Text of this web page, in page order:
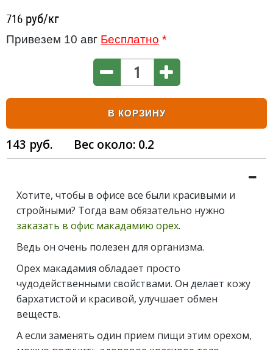
716 руб/кг
Привезем 10 авг Бесплатно *
В КОРЗИНУ
143 руб. Вес около: 0.2
Хотите, чтобы в офисе все были красивыми и
стройными? Тогда вам обязательно нужно
заказать в офис макадамию орех.
Ведь он очень полезен для организма.
Орех макадамия обладает просто
чудодейственными свойствами. Он делает кожу
бархатистой и красивой, улучшает обмен
веществ.
А если заменять один прием пищи этим орехом,